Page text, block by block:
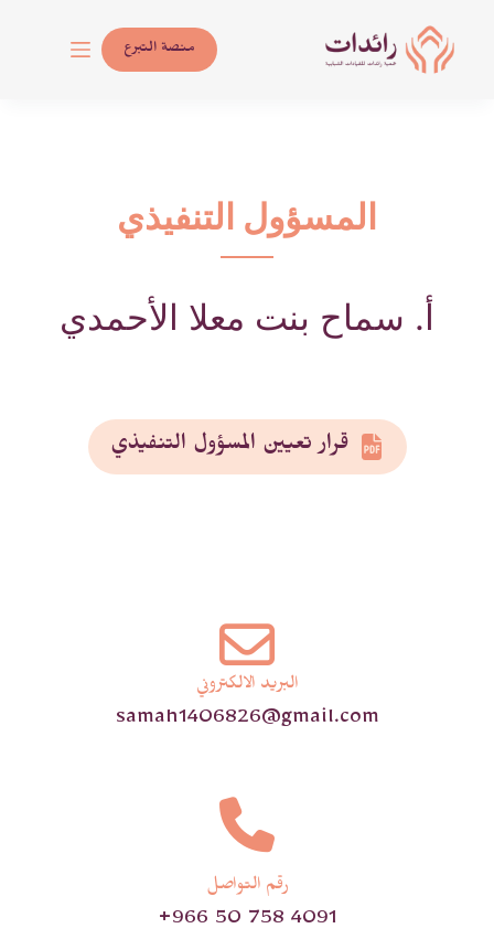
المحتوى
منصة التبرع
المسؤول التنفيذي
أ. سماح بنت معلا الأحمدي
قرار تعيين المسؤول التنفيذي
البريد الالكتروني
samah1406826@gmail.com
رقم التواصل
‭+966 50 758 4091‬